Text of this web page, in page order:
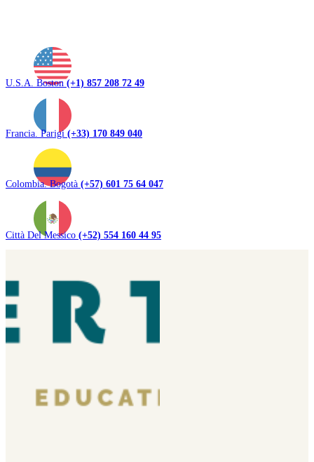
U.S.A. Boston(+1) 857 208 72 49
Francia. Parigi(+33) 170 849 040
Colombia. Bogotà (+57) 601 75 64 047
Città Del Messico (+52) 554 160 44 95